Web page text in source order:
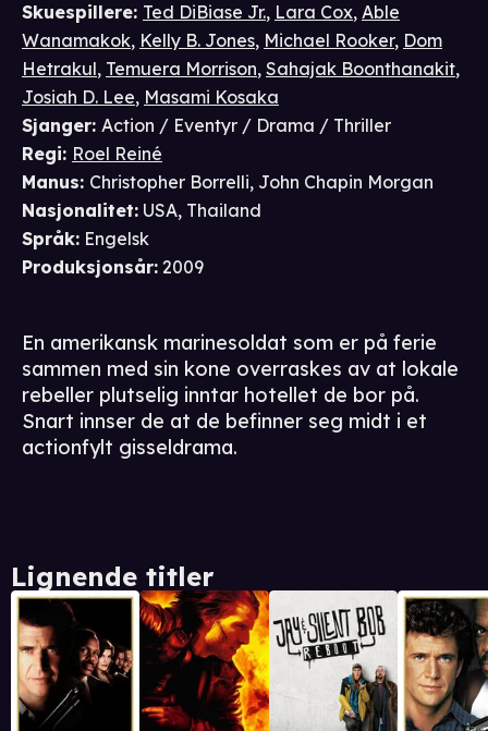
Skuespillere: Ted DiBiase Jr., Lara Cox, Able
Wanamakok, Kelly B. Jones, Michael Rooker, Dom
Hetrakul, Temuera Morrison, Sahajak Boonthanakit,
Josiah D. Lee, Masami Kosaka
Sjanger: Action / Eventyr / Drama / Thriller
Regi: Roel Reiné
Manus: Christopher Borrelli, John Chapin Morgan
Nasjonalitet: USA, Thailand
Språk: Engelsk
Produksjonsår: 2009
En amerikansk marinesoldat som er på ferie
sammen med sin kone overraskes av at lokale
rebeller plutselig inntar hotellet de bor på.
Snart innser de at de befinner seg midt i et
actionfylt gisseldrama.
Lignende titler